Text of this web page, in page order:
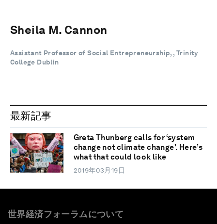
Sheila M. Cannon
Assistant Professor of Social Entrepreneurship, , Trinity
College Dublin
最新記事
Greta Thunberg calls for ‘system
change not climate change’. Here’s
what that could look like
2019年03月19日
世界経済フォーラムについて